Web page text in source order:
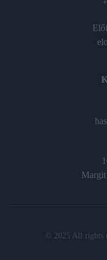
© 2025 All rights